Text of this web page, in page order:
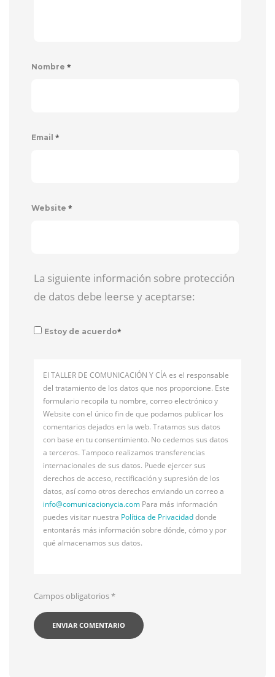
Nombre *
Email *
Website *
La siguiente información sobre protección
de datos debe leerse y aceptarse:
Estoy de acuerdo*
El TALLER DE COMUNICACIÓN Y CÍA es el responsable
del tratamiento de los datos que nos proporcione. Este
formulario recopila tu nombre, correo electrónico y
Website con el único fin de que podamos publicar los
comentarios dejados en la web. Tratamos sus datos
con base en tu consentimiento. No cedemos sus datos
a terceros. Tampoco realizamos transferencias
internacionales de sus datos. Puede ejercer sus
derechos de acceso, rectificación y supresión de los
datos, así como otros derechos enviando un correo a
info@comunicacionycia.com Para más información
puedes visitar nuestra Política de Privacidaddonde
entontarás más información sobre dónde, cómo y por
qué almacenamos sus datos.
Campos obligatorios*